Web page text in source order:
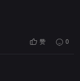
赞 0